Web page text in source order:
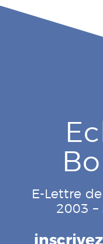
E-Lettre
2003